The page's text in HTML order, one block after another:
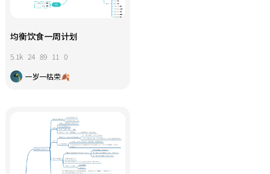
均衡饮食一周计划
5.1k 24 89 11 0
一岁一枯荣🍂